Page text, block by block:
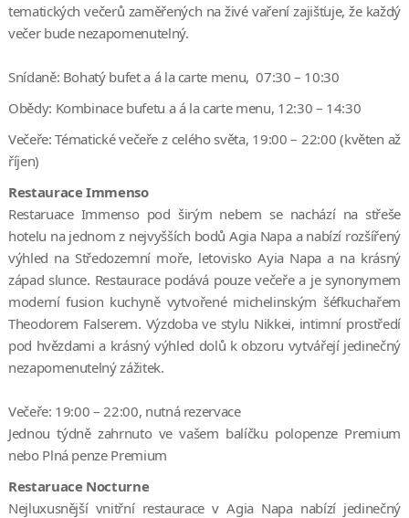
tematických večerů zaměřených na živé vaření zajišťuje, že každý
večer bude nezapomenutelný.
Snídaně: Bohatý bufet a á la carte menu, 07:30 – 10:30
Obědy: Kombinace bufetu a á la carte menu, 12:30 – 14:30
Večeře: Tématické večeře z celého světa, 19:00 – 22:00 (květen až
říjen)
Restaurace Immenso
Restaruace Immenso pod širým nebem se nachází na střeše
hotelu na jednom z nejvyšších bodů Agia Napa a nabízí rozšířený
výhled na Středozemní moře, letovisko Ayia Napa a na krásný
západ slunce. Restaurace podává pouze večeře a je synonymem
moderní fusion kuchyně vytvořené michelinským šéfkuchařem
Theodorem Falserem. Výzdoba ve stylu Nikkei, intimní prostředí
pod hvězdami a krásný výhled dolů k obzoru vytvářejí jedinečný
nezapomenutelný zážitek.
Večeře: 19:00 – 22:00, nutná rezervace
Jednou týdně zahrnuto ve vašem balíčku polopenze Premium
nebo Plná penze Premium
Restaruace Nocturne
Nejluxusnější vnitřní restaurace v Agia Napa nabízí jedinečný